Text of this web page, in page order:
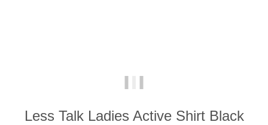
Less Talk Ladies Active Shirt Black